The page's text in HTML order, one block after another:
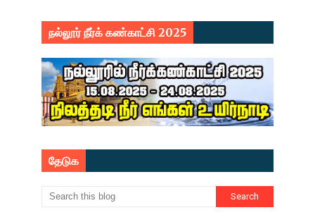
நல்லூர் நீர்க் கண்காட்சி 2025
தேடுக